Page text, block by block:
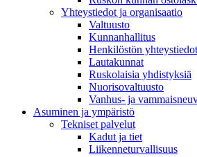
Yhteystiedot ja organisaatio
Valtuusto
Kunnanhallitus
Henkilöstön
Lautakunnat
Ruskolaisia yhdistyksiä
Nuorisovaltuusto
Vanhus- ja
Asuminen ja ympäristö
Tekniset palvelut
Kadut ja tiet
Liikenneturvallisuus